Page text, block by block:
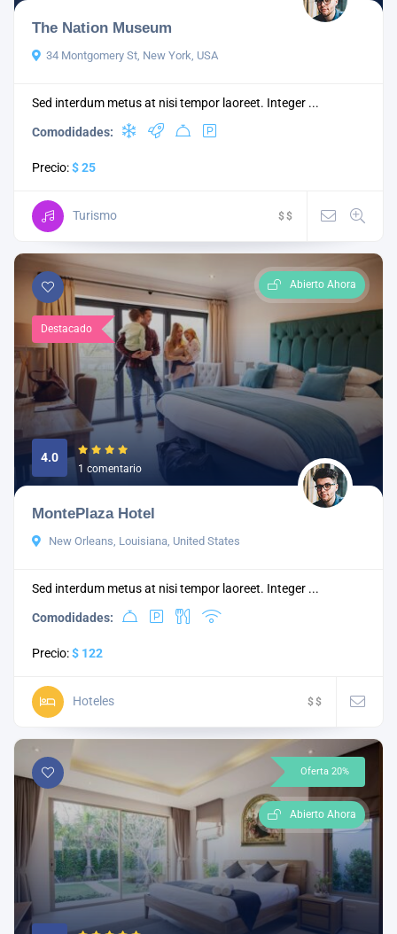
The Nation Museum
34 Montgomery St, New York, USA
Sed interdum metus at nisi tempor laoreet. Integer ...
Comodidades:
Precio:$ 25
Turismo $$
Destacado
Abierto Ahora
4.0
1 comentario
MontePlaza Hotel
New Orleans, Louisiana, United States
Sed interdum metus at nisi tempor laoreet. Integer ...
Comodidades:
Precio:$ 122
Hoteles $$
Oferta 20%
Abierto Ahora